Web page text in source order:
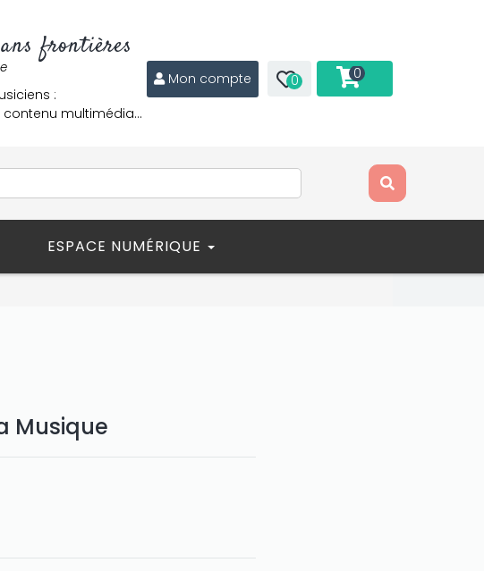
frontières
:
contenu multimédia…
Mon compte 0 0
ESPACE NUMÉRIQUE
Musique